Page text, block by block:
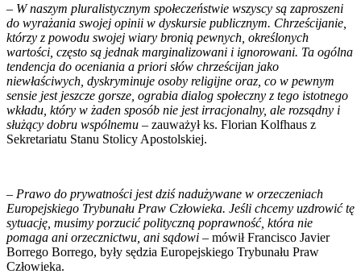
– W naszym pluralistycznym społeczeństwie wszyscy są zaproszeni
do wyrażania swojej opinii w dyskursie publicznym. Chrześcijanie,
którzy z powodu swojej wiary bronią pewnych, określonych
wartości, często są jednak marginalizowani i ignorowani. Ta ogólna
tendencja do oceniania a priori słów chrześcijan jako
niewłaściwych, dyskryminuje osoby religijne oraz, co w pewnym
sensie jest jeszcze gorsze, ograbia dialog społeczny z tego istotnego
wkładu, który w żaden sposób nie jest irracjonalny, ale rozsądny i
służący dobru wspólnemu – zauważył ks. Florian Kolfhaus z
Sekretariatu Stanu Stolicy Apostolskiej.
– Prawo do prywatności jest dziś nadużywane w orzeczeniach
Europejskiego Trybunału Praw Człowieka. Jeśli chcemy uzdrowić tę
sytuację, musimy porzucić polityczną poprawność, która nie
pomaga ani orzecznictwu, ani sądowi – mówił Francisco Javier
Borrego Borrego, były sędzia Europejskiego Trybunału Praw
Człowieka.